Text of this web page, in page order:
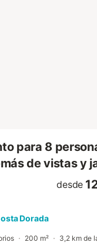
para 8
de vistas y
desde
Dorada
200 m² 3,2 km de